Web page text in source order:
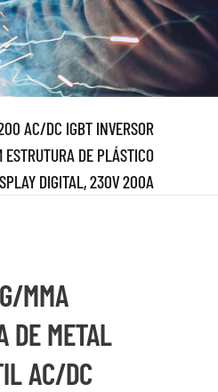
AC/DC IGBT INVERSOR
DE PLÁSTICO
DIGITAL, 230V 200A
MMA
DE METAL
AC/DC